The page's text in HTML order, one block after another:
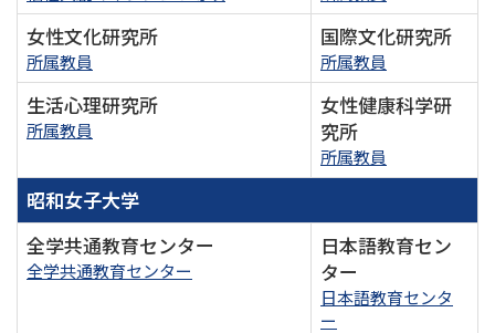
女性文化研究所
所属教員
国際文化研究所
所属教員
生活心理研究所
所属教員
女性健康科学研
究所
所属教員
昭和女子大学
全学共通教育センター
全学共通教育センター
日本語教育セン
ター
日本語教育センタ
ー